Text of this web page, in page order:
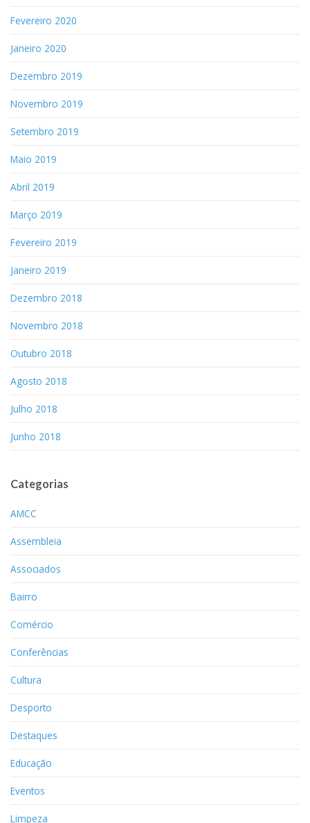
Fevereiro 2020
Janeiro 2020
Dezembro 2019
Novembro 2019
Setembro 2019
Maio 2019
Abril 2019
Março 2019
Fevereiro 2019
Janeiro 2019
Dezembro 2018
Novembro 2018
Outubro 2018
Agosto 2018
Julho 2018
Junho 2018
Categorias
AMCC
Assembleia
Associados
Bairro
Comércio
Conferências
Cultura
Desporto
Destaques
Educação
Eventos
Limpeza